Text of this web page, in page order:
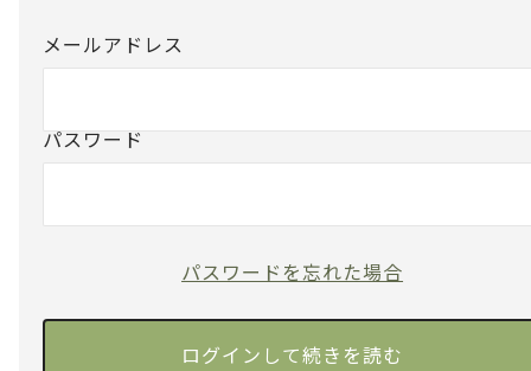
メールアドレス
パスワード
パスワードを忘れた場合